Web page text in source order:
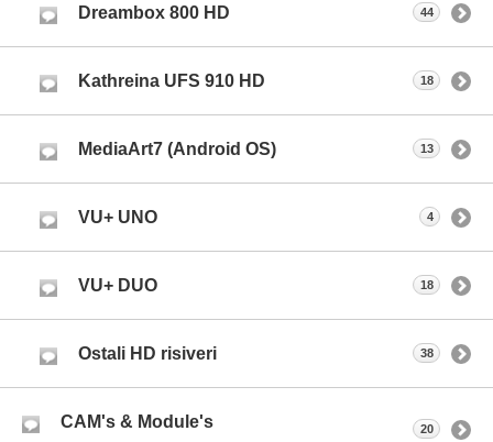
Dreambox 800 HD 44
Kathreina UFS 910 HD 18
MediaArt7 (Android OS) 13
VU+ UNO 4
VU+ DUO 18
Ostali HD risiveri 38
CAM's & Module's 20